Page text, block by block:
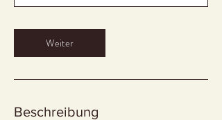
.
Weiter
Beschreibung